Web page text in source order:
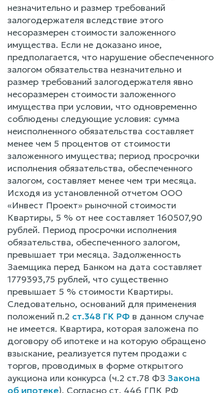
незначительно и размер требований
залогодержателя вследствие этого
несоразмерен стоимости заложенного
имущества. Если не доказано иное,
предполагается, что нарушение обеспеченного
залогом обязательства незначительно и
размер требований залогодержателя явно
несоразмерен стоимости заложенного
имущества при условии, что одновременно
соблюдены следующие условия: сумма
неисполненного обязательства составляет
менее чем 5 процентов от стоимости
заложенного имущества; период просрочки
исполнения обязательства, обеспеченного
залогом, составляет менее чем три месяца.
Исходя из установленной отчетом ООО
«Инвест Проект» рыночной стоимости
Квартиры, 5 % от нее составляет 160507,90
рублей. Период просрочки исполнения
обязательства, обеспеченного залогом,
превышает три месяца. Задолженность
Заемщика перед Банком на дата составляет
1779393,75 рублей, что существенно
превышает 5 % стоимости Квартиры.
Следовательно, оснований для применения
положений п.2 ст.348 ГК РФ в данном случае
не имеется. Квартира, которая заложена по
договору об ипотеке и на которую обращено
взыскание, реализуется путем продажи с
торгов, проводимых в форме открытого
аукциона или конкурса (ч.2 ст.78 ФЗ Закона
об ипотеке). Согласно ст. 446 ГПК РФ